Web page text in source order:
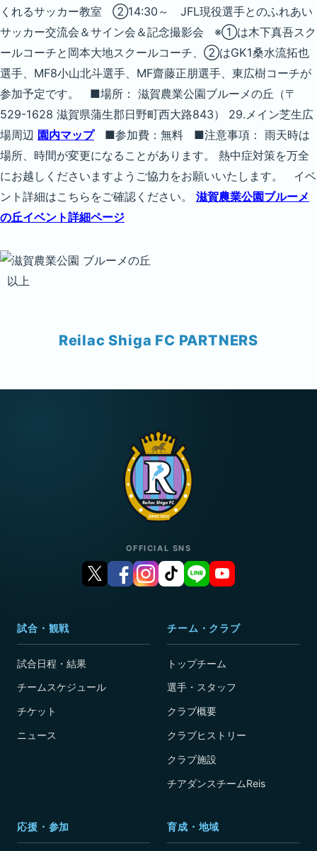
くれるサッカー教室 ②14:30～ JFL現役選手とのふれあい
サッカー交流会＆サイン会＆記念撮影会 ※①は木下真吾スク
ールコーチと岡本大地スクールコーチ、②はGK1桑水流拓也
選手、MF8小山北斗選手、MF齋藤正朋選手、東広樹コーチが
参加予定です。 ■場所： 滋賀農業公園ブルーメの丘（〒
529-1628 滋賀県蒲生郡日野町西大路843） 29.メイン芝生広
場周辺 園内マップ■参加費：無料 ■注意事項： 雨天時は
場所、時間が変更になることがあります。 熱中症対策を万全
にお越しくださいますようご協力をお願いいたします。 イベ
ント詳細はこちらをご確認ください。 滋賀農業公園ブルーメ
の丘イベント詳細ページ
以上
Reilac Shiga FC PARTNERS
OFFICIAL SNS
試合・観戦
試合日程・結果
チームスケジュール
チケット
ニュース
チーム・クラブ
トップチーム
選手・スタッフ
クラブ概要
クラブヒストリー
クラブ施設
チアダンスチームReis
応援・参加 育成・地域